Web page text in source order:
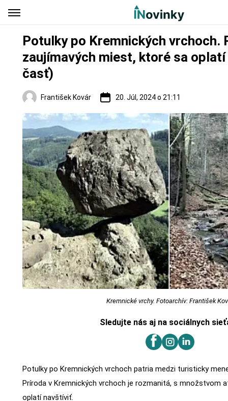
Potulky po Kremnických vrchoch.
zaujímavých miest, ktoré sa
časť)
František Kovár 20. Júl, 2024 o 21:11
Regióny
Kremnické vrchy. Fotoarchív: František
Sledujte nás aj na sociálnych
Potulky po Kremnických vrchoch patria medzi turisticky
Príroda v Kremnických vrchoch je rozmanitá, s množstvom
oplatí navštíviť.